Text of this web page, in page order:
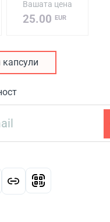
Вашата цена
25.00 EUR
капсули